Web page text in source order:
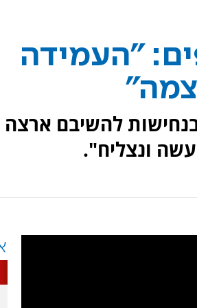
"העמידה
להשיבם ארצה
ונצליח".